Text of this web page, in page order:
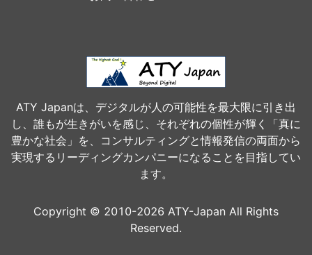
ATY Japanは、デジタルが人の可能性を最大限に引き出
し、誰もが生きがいを感じ、それぞれの個性が輝く「真に
豊かな社会」を、コンサルティングと情報発信の両面から
実現するリーディングカンパニーになることを目指してい
ます。
Copyright © 2010-2026 ATY-Japan All Rights
Reserved.